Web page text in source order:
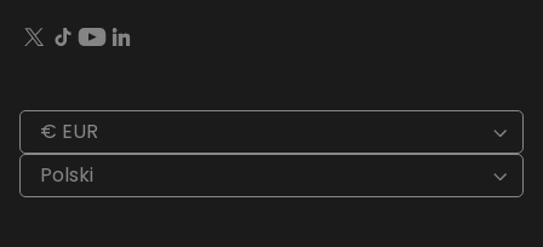
€ EUR
Polski